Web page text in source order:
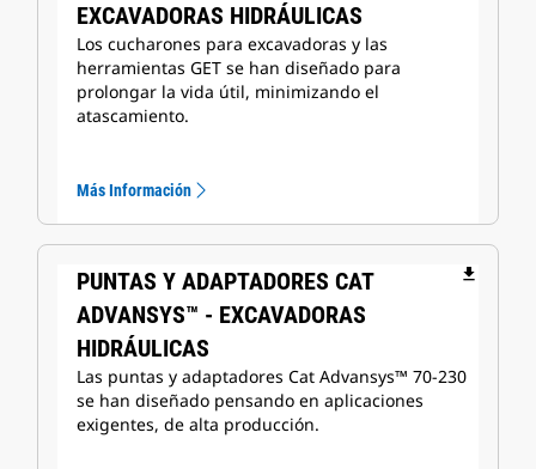
EXCAVADORAS HIDRÁULICAS
Los cucharones para excavadoras y las
herramientas GET se han diseñado para
prolongar la vida útil, minimizando el
atascamiento.
Más Información
PUNTAS Y ADAPTADORES CAT
ADVANSYS™ - EXCAVADORAS
HIDRÁULICAS
file_download
Las puntas y adaptadores Cat Advansys™ 70-230
se han diseñado pensando en aplicaciones
exigentes, de alta producción.